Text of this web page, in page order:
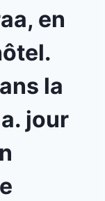
en
la
jour